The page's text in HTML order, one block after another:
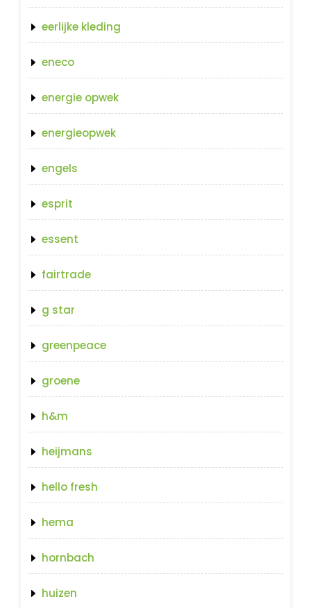
eerlijke kleding
eneco
energie opwek
energieopwek
engels
esprit
essent
fairtrade
g star
greenpeace
groene
h&m
heijmans
hello fresh
hema
hornbach
huizen